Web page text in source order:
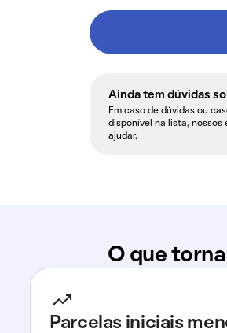
Ainda tem dúvidas
Em caso de dúvidas ou
disponível na lista, nossos
ajudar.
O que
Parcelas iniciais